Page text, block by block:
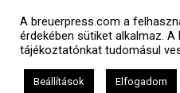
A breuerpress.com a
érdekében sütiket alkalmaz.
tájékoztatónkat tudomásul
Beállítások Elfogadom